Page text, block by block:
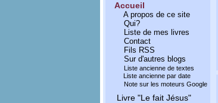
Accueil
A propos de ce site
Qui?
Liste de mes livres
Contact
Fils RSS
Sur d'autres blogs
Liste ancienne de textes
Liste ancienne par date
Note sur les moteurs Google
Livre "Le fait Jésus"